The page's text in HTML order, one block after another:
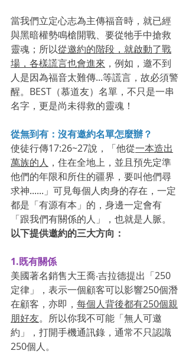
當我們立定心志為主傳福音時，就已經
與黑暗權勢鳴槍開戰、要從牠手中搶救
靈魂；所以從邀約的階段，就啟動了戰
場，各樣謊言也會進來 ，例如，邀不到
人是因為福音太難傳...等謊言，故必須警
醒。BEST（慕道友）名單，不只是一串
名字，更是尚未得救的靈魂！
從無到有：沒有邀約名單怎麼辦？
使徒行傳17:26~27說，「他從一本造出
萬族的人 ，住在全地上，並且預先定準
他們的年限和所住的疆界，要叫他們尋
求神......」可見每個人肉身的存在，一定
都是「有源有本」的，身邊一定會有
「跟我們有關係的人」，也就是人脈。
以下提供邀約的三大方向：
1.既有關係
美國著名銷售大王喬‧吉拉德提出「250
定律」，表示一個顧客可以影響250個潛
在顧客 ，亦即， 每個人背後都有250個親
朋好友。所以你我不可能「無人可邀
約」，打開手機通訊錄，通常不只認識
250個人。